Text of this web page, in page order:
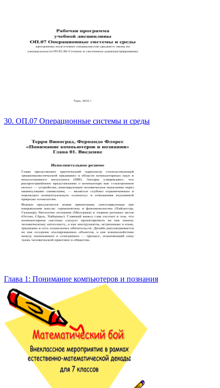
30. ОП.07 Операционные системы и среды
Глава 1: Понимание компьютеров и познания